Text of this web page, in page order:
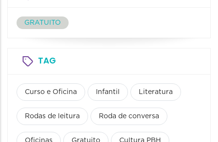
GRATUITO
TAG
Curso e Oficina Infantil Literatura
Rodas de leitura Roda de conversa
Oficinas Gratuito Cultura PBH